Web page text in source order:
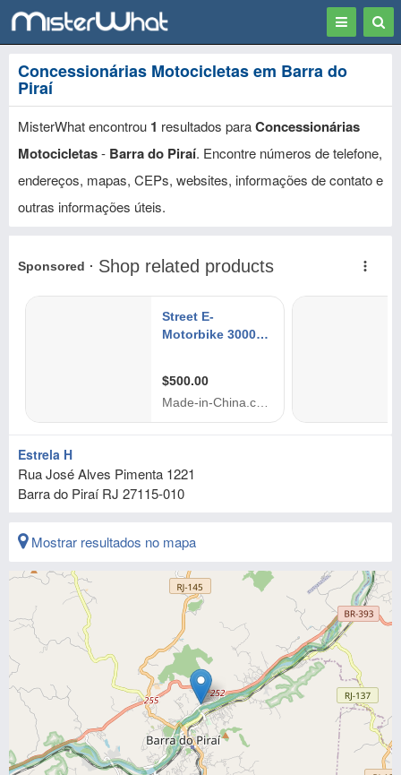
Toggle
Concessionárias Motocicletas em Barra do
Piraí
MisterWhat encontrou 1 resultados paraConcessionárias
Motocicletas- Barra do Piraí. Encontre números de telefone,
endereços, mapas, CEPs, websites, informações de contato e
outras informações úteis.
Estrela H
Rua José Alves Pimenta 1221
Barra do PiraíRJ 27115-010
Mostrar resultados no mapa